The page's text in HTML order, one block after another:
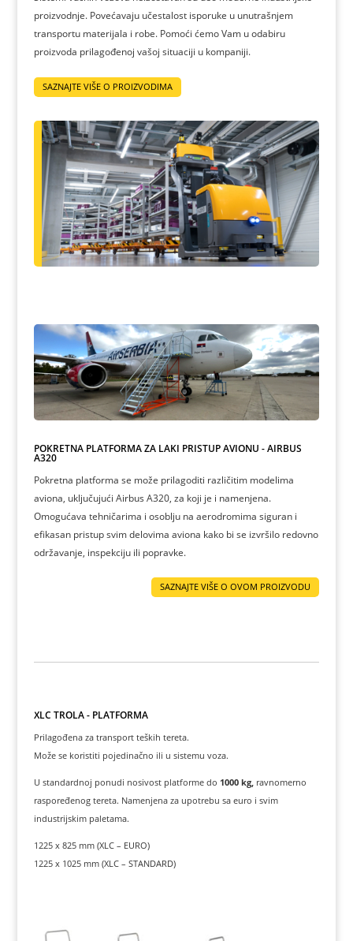
proizvodnje. Povećavaju učestalost isporuke u unutrašnjem
transportu materijala i robe. Pomoći ćemo Vam u odabiru
proizvoda prilagođenoj vašoj situaciji u kompaniji.
SAZNAJTE VIŠE O PROIZVODIMA
POKRETNA PLATFORMA ZA LAKI PRISTUP AVIONU - AIRBUS
A320
Pokretna platforma se može prilagoditi različitim modelima
aviona, uključujući Airbus A320, za koji je i namenjena.
Omogućava tehničarima i osoblju na aerodromima siguran i
efikasan pristup svim delovima aviona kako bi se izvršilo redovno
održavanje, inspekciju ili popravke.
SAZNAJTE VIŠE O OVOM PROIZVODU
XLC TROLA - PLATFORMA
Prilagođena za transport teških tereta.
Može se koristiti pojedinačno ili u sistemu voza.
U standardnoj ponudi nosivost platforme do 1000 kg, ravnomerno
raspoređenog tereta. Namenjena za upotrebu sa euro i svim
industrijskim paletama.
1225 x 825 mm (XLC – EURO)
1225 x 1025 mm (XLC – STANDARD)